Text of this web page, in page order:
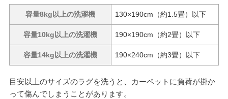
容量8kg以上の洗濯機 130×190cm（約1.5畳）以下
容量10kg以上の洗濯機 190×190cm（約2畳）以下
容量14kg以上の洗濯機 190×240cm（約3畳）以下
目安以上のサイズのラグを洗うと、カーペットに負荷が掛か
って傷んでしまうことがあります。